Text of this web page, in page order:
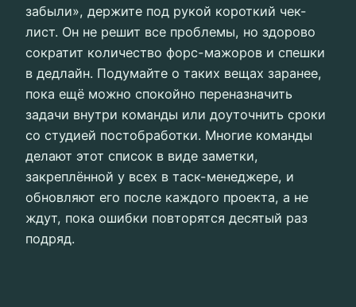
забыли», держите под рукой короткий чек-
лист. Он не решит все проблемы, но здорово
сократит количество форс-мажоров и спешки
в дедлайн. Подумайте о таких вещах заранее,
пока ещё можно спокойно переназначить
задачи внутри команды или доуточнить сроки
со студией постобработки. Многие команды
делают этот список в виде заметки,
закреплённой у всех в таск-менеджере, и
обновляют его после каждого проекта, а не
ждут, пока ошибки повторятся десятый раз
подряд.